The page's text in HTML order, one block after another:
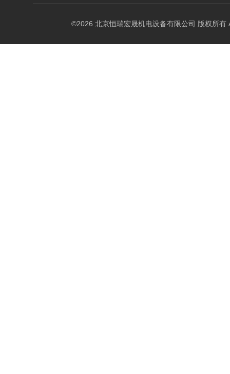
©2026 北京恒瑞宏晟机电设备有限公司 版权所有